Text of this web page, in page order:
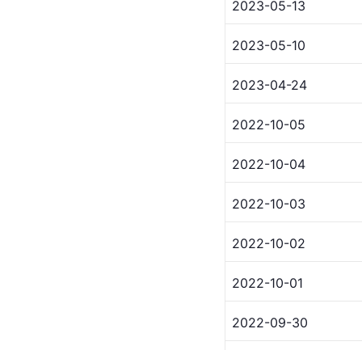
2023-05-13
2023-05-10
2023-04-24
2022-10-05
2022-10-04
2022-10-03
2022-10-02
2022-10-01
2022-09-30